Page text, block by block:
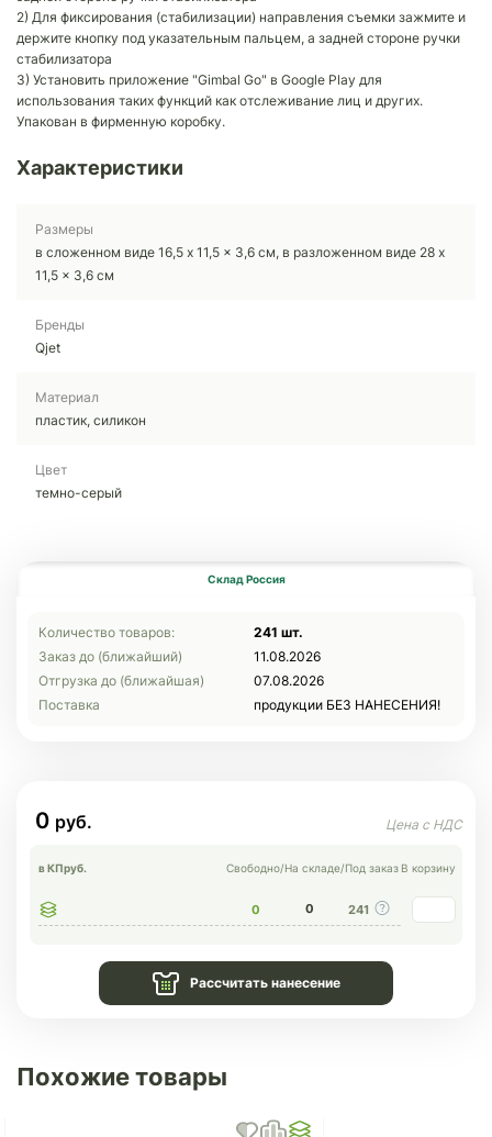
2) Для фиксирования (стабилизации) направления съемки зажмите и
держите кнопку под указательным пальцем, а задней стороне ручки
стабилизатора
3) Установить приложение "Gimbal Go" в Google Play для
использования таких функций как отслеживание лиц и других.
Упакован в фирменную коробку.
Характеристики
Размеры
в сложенном виде 16,5 x 11,5 x 3,6 см, в разложенном виде 28 x
11,5 x 3,6 см
Бренды
Qjet
Материал
пластик, силикон
Цвет
темно-серый
Склад Россия
Количество товаров:
241 шт.
Заказ до (ближайший)
11.08.2026
Отгрузка до (ближайшая)
07.08.2026
Поставка
продукции БЕЗ НАНЕСЕНИЯ!
0
в КПруб. Свободно/На складе/Под заказ В корзину
0 0 241
Рассчитать нанесение
Похожие товары